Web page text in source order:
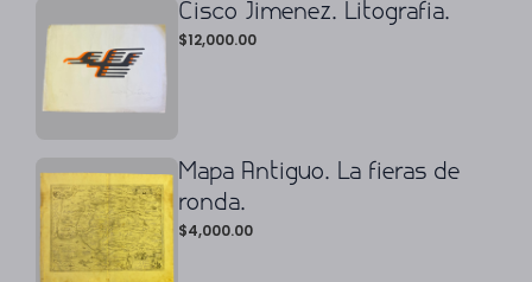
Cisco Jimenez. Litografia.
$12,000.00
Mapa Antiguo. La fieras de
ronda.
$4,000.00